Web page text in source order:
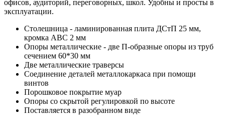
офисов, аудиторий, переговорных, школ. Удобны и просты в
эксплуатации.
Столешница - ламинированная плита ДСтП 25 мм,
кромка ABC 2 мм
Опоры металлические - две П-образные опоры из труб
сечением 60*30 мм
Две металлические траверсы
Соединение деталей металлокаркаса при помощи
винтов
Порошковое покрытие муар
Опоры со скрытой регулировкой по высоте
Поставляется в разобранном виде